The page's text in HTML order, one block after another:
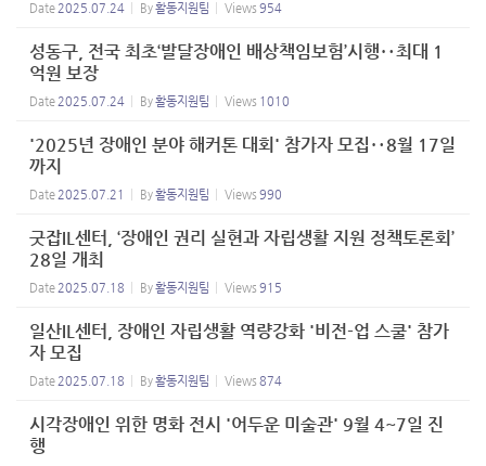
Date 2025.07.24 By활동지원팀 Views 954
성동구, 전국 최초‘발달장애인 배상책임보험’시행‥최대 1
억원 보장
Date 2025.07.24 By활동지원팀 Views 1010
'2025년 장애인 분야 해커톤 대회' 참가자 모집‥8월 17일
까지
Date 2025.07.21 By활동지원팀 Views 990
굿잡IL센터, ‘장애인 권리 실현과 자립생활 지원 정책토론회’
28일 개최
Date 2025.07.18 By활동지원팀 Views 915
일산IL센터, 장애인 자립생활 역량강화 '비전-업 스쿨' 참가
자 모집
Date 2025.07.18 By활동지원팀 Views 874
시각장애인 위한 명화 전시 '어두운 미술관' 9월 4~7일 진
행